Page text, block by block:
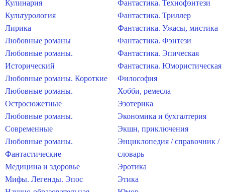
Кулинария
Культурология
Лирика
Любовные романы
Любовные романы.
Исторический
Любовные романы. Короткие
Любовные романы.
Остросюжетные
Любовные романы.
Современные
Любовные романы.
Фантастические
Медицина и здоровье
Мифы. Легенды. Эпос
Фантастика. Технофэнтези
Фантастика. Триллер
Фантастика. Ужасы, мистика
Фантастика. Фэнтези
Фантастика. Эпическая
Фантастика. Юмористическая
Философия
Хобби, ремесла
Эзотерика
Экономика и бухгалтерия
Экшн, приключения
Энциклопедия / справочник /
словарь
Эротика
Этика